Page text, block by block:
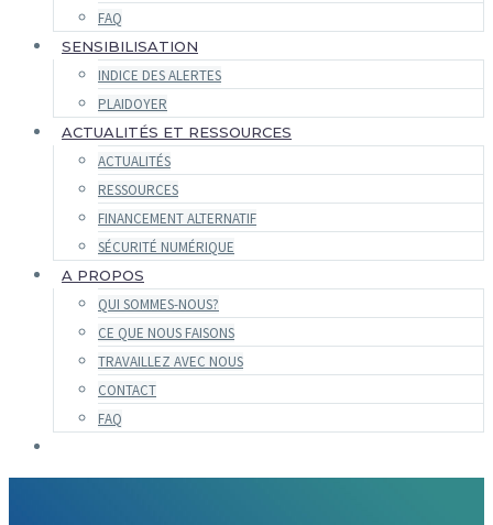
FAQ
SENSIBILISATION
INDICE DES ALERTES
PLAIDOYER
ACTUALITÉS ET RESSOURCES
ACTUALITÉS
RESSOURCES
FINANCEMENT ALTERNATIF
SÉCURITÉ NUMÉRIQUE
A PROPOS
QUI SOMMES-NOUS?
CE QUE NOUS FAISONS
TRAVAILLEZ AVEC NOUS
CONTACT
FAQ